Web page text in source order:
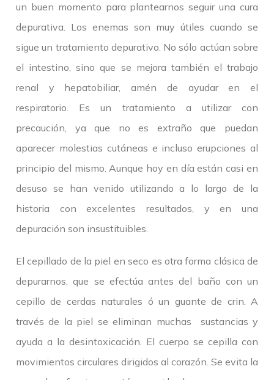
un buen momento para plantearnos seguir una cura
depurativa. Los enemas son muy útiles cuando se
sigue un tratamiento depurativo. No sólo actúan sobre
el intestino, sino que se mejora también el trabajo
renal y hepatobiliar, amén de ayudar en el
respiratorio. Es un tratamiento a utilizar con
precaución, ya que no es extraño que puedan
aparecer molestias cutáneas e incluso erupciones al
principio del mismo. Aunque hoy en día están casi en
desuso se han venido utilizando a lo largo de la
historia con excelentes resultados, y en una
depuración son insustituibles.
El cepillado de la piel en seco es otra forma clásica de
depurarnos, que se efectúa antes del baño con un
cepillo de cerdas naturales ó un guante de crin. A
través de la piel se eliminan muchas sustancias y
ayuda a la desintoxicación. El cuerpo se cepilla con
movimientos circulares dirigidos al corazón. Se evita la